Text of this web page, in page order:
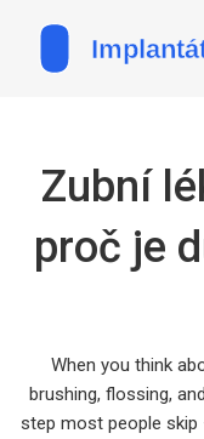
Zubní
proč je
When you think
brushing, flossing,
step most people skip